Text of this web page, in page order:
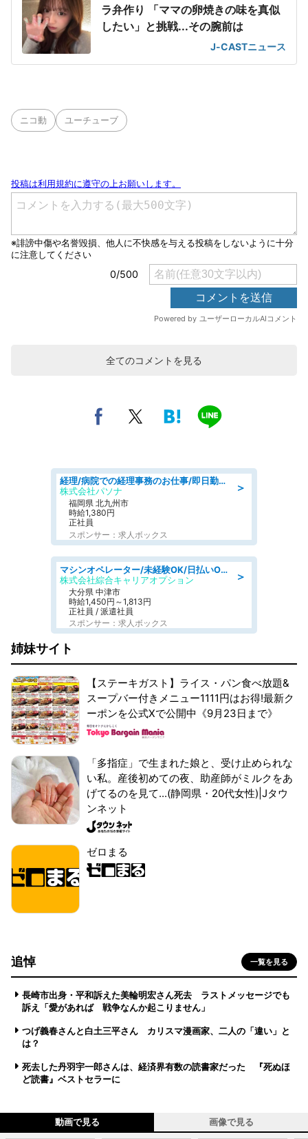
ラ弁作り 「ママの卵焼きの味を真似
したい」と挑戦...その腕前は
J-CASTニュース
ニコ動 ユーチューブ
全てのコメントを見る
＞
経理/病院での経理事務のお仕事/即日勤務可/車通勤可/経理/一般事務
株式会社パソナ
福岡県 北九州市
時給1,380円
正社員
スポンサー：求人ボックス
＞
マシンオペレーター/未経験OK/日払いOK/寮費無料/交替制/20・30・40代活躍中
株式会社綜合キャリアオプション
大分県 中津市
時給1,450円～1,813円
正社員 / 派遣社員
スポンサー：求人ボックス
姉妹サイト
【ステーキガスト】ライス・パン食べ放題&
スープバー付きメニュー1111円はお得!最新ク
ーポンを公式Xで公開中《9月23日まで》
「多指症」で生まれた娘と、受け止められな
い私。産後初めての夜、助産師がミルクをあ
げてるのを見て...(静岡県・20代女性)|Jタウ
ンネット
ゼロまる
追悼 一覧を見る
長崎市出身・平和訴えた美輪明宏さん死去 ラストメッセージでも
訴え「愛があれば 戦争なんか起こりません」
つげ義春さんと白土三平さん カリスマ漫画家、二人の「違い」と
は？
死去した丹羽宇一郎さんは、経済界有数の読書家だった 『死ぬほ
ど読書』ベストセラーに
動画で見る 画像で見る